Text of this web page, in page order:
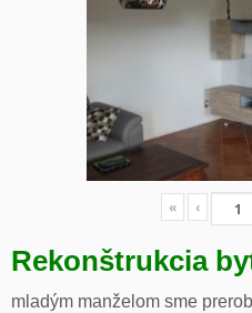
« ‹
Rekonštrukcia
mladým manželom sme